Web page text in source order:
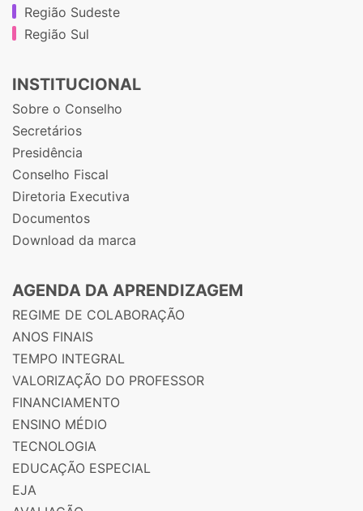
Região Sudeste
Região Sul
INSTITUCIONAL
Sobre o Conselho
Secretários
Presidência
Conselho Fiscal
Diretoria Executiva
Documentos
Download da marca
AGENDA DA APRENDIZAGEM
REGIME DE COLABORAÇÃO
ANOS FINAIS
TEMPO INTEGRAL
VALORIZAÇÃO DO PROFESSOR
FINANCIAMENTO
ENSINO MÉDIO
TECNOLOGIA
EDUCAÇÃO ESPECIAL
EJA